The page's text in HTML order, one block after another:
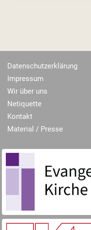
Datenschutzerklärung
Impressum
Wir über uns
Netiquette
Kontakt
Material / Presse